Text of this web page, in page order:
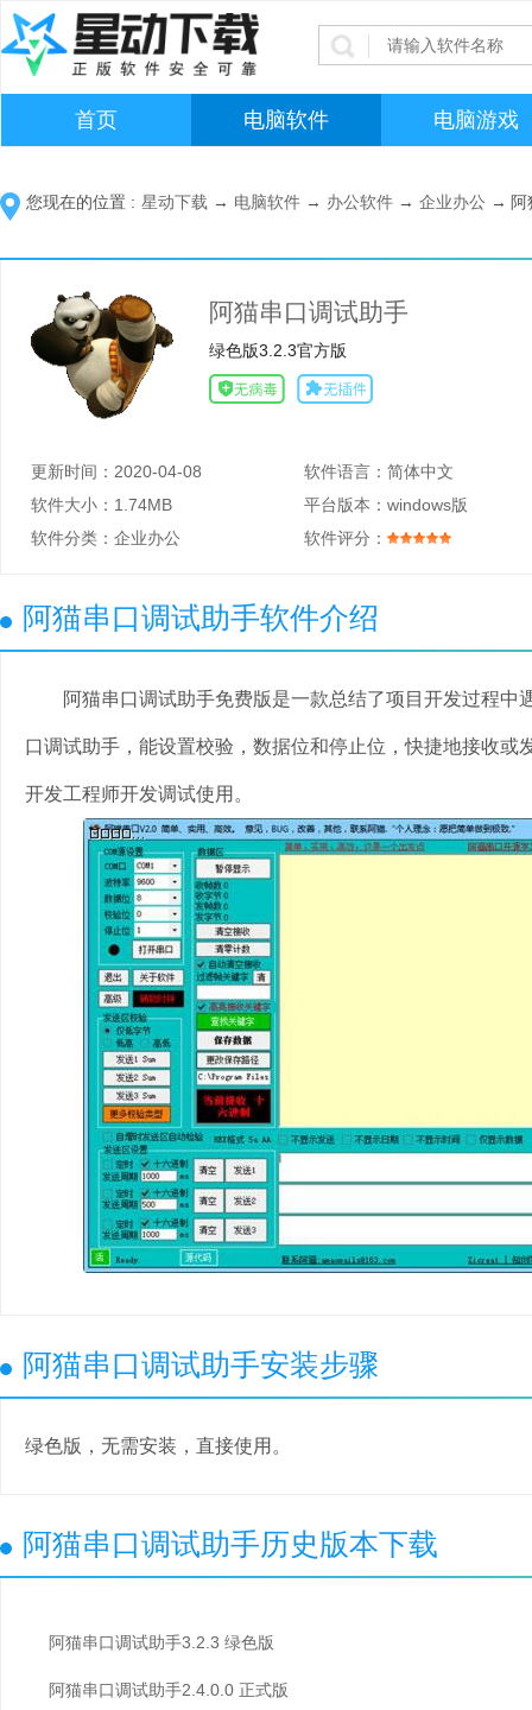
首页 电脑软件 电脑游戏
您现在的位置 : 星动下载 → 电脑软件 → 办公软件 → 企业办公 →
阿猫串口调试助手
绿色版3.2.3官方版
更新时间： 2020-04-08 软件语言：简体中文
软件大小： 1.74MB 平台版本：windows版
软件分类： 企业办公 软件评分：
阿猫串口调试助手软件介绍
阿猫串口调试助手免费版是一款总结了项目开发过程中
口调试助手，能设置校验，数据位和停止位，快捷地接收或
开发工程师开发调试使用。
阿猫串口调试助手安装步骤
绿色版，无需安装，直接使用。
阿猫串口调试助手历史版本下载
阿猫串口调试助手3.2.3 绿色版
阿猫串口调试助手2.4.0.0 正式版